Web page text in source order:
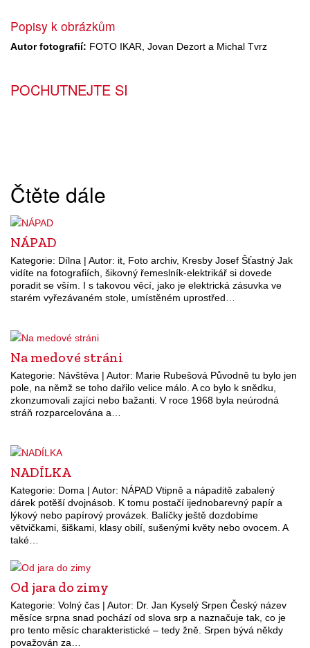
Popisy k obrázkům
Autor fotografií: FOTO IKAR, Jovan Dezort a Michal Tvrz
POCHUTNEJTE SI
Čtěte dále
NÁPAD
Kategorie: Dílna | Autor: it, Foto archiv, Kresby Josef Šťastný Jak
vidíte na fotografiích, šikovný řemeslník-elektrikář si dovede
poradit se vším. I s takovou věcí, jako je elektrická zásuvka ve
starém vyřezávaném stole, umístěném uprostřed…
Na medové stráni
Kategorie: Návštěva | Autor: Marie Rubešová Původně tu bylo jen
pole, na němž se toho dařilo velice málo. A co bylo k snědku,
zkonzumovali zajíci nebo bažanti. V roce 1968 byla neúrodná
stráň rozparcelována a…
NADÍLKA
Kategorie: Doma | Autor: NÁPAD Vtipně a nápaditě zabalený
dárek potěší dvojnásob. K tomu postačí ijednobarevný papír a
lýkový nebo papírový provázek. Balíčky ještě dozdobíme
větvičkami, šiškami, klasy obilí, sušenými květy nebo ovocem. A
také…
Od jara do zimy
Kategorie: Volný čas | Autor: Dr. Jan Kyselý Srpen Český název
měsíce srpna snad pochází od slova srp a naznačuje tak, co je
pro tento měsíc charakteristické – tedy žně. Srpen bývá někdy
považován za…